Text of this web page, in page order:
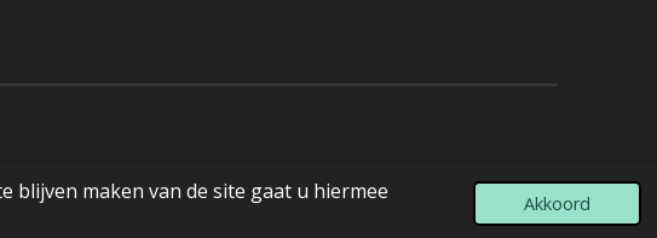
maken van de site gaat u hiermee
Akkoord